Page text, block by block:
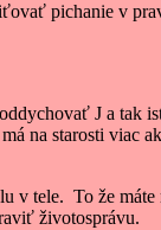
pichanie v
J a
na starosti
tele. To že
životosprávu.